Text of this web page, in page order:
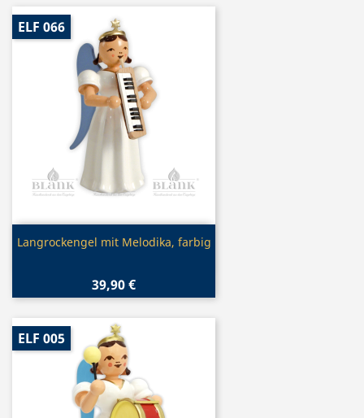
Vorschau
Langrockengel mit Melodika, farbig
39,90 €
ELF 066
ELF 005